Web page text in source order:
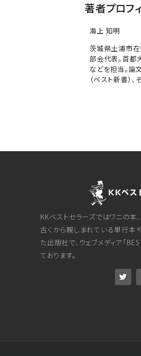
著者プロフ
海上 知明
茨城県土浦市在
部会代表。首都
などを担当。論
（ベスト新書）
KKベストセラーズではワニの本
古くから親しまれている単行本
た出版社で、ウェブメディア「
ております。